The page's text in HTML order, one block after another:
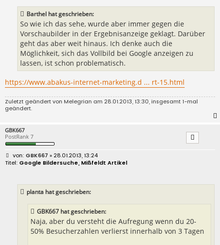
Barthel hat geschrieben:
So wie ich das sehe, wurde aber immer gegen die
Vorschaubilder in der Ergebnisanzeige geklagt. Darüber
geht das aber weit hinaus. Ich denke auch die
Möglichkeit, sich das Vollbild bei Google anzeigen zu
lassen, ist schon problematisch.
https://www.abakus-internet-marketing.d ... rt-15.html
Zuletzt geändert von Melegrian am 28.01.2013, 13:30, insgesamt 1-mal
geändert.
GBK667
PostRank 7
B
e
GBK667 » 28.01.2013, 13:24
Google Bildersuche, Mißfeldt Artikel
planta hat geschrieben:
GBK667 hat geschrieben:
Naja, aber du versteht die Aufregung wenn du 20-
50% Besucherzahlen verlierst innerhalb von 3 Tagen